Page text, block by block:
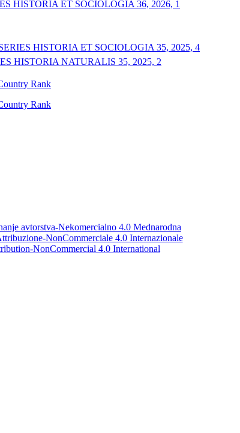
HISTORIA ET SOCIOLOGIA 36, 2026, 1
HISTORIA ET SOCIOLOGIA 35, 2025, 4
HISTORIA NATURALIS 35, 2025, 2
avtorstva-Nekomercialno 4.0 Mednarodna
NonCommerciale 4.0 Internazionale
NonCommercial 4.0 International